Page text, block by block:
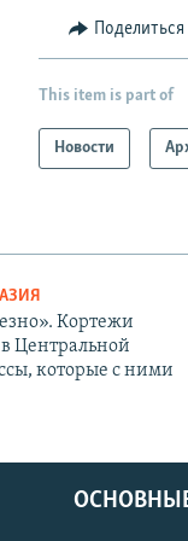
Поделиться
This item is part of
Новости
Кортежи
Центральной
которые с ними